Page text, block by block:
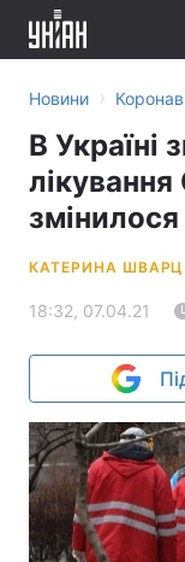
Новини ›
В Україні
змінилося
КАТЕРИНА ШВАРЦ
18:32, 07.04.21